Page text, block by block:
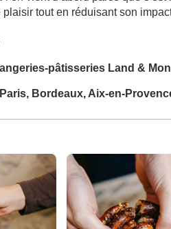
tout en réduisant son
pâtisseries Land &
Paris, Bordeaux, Aix-en-